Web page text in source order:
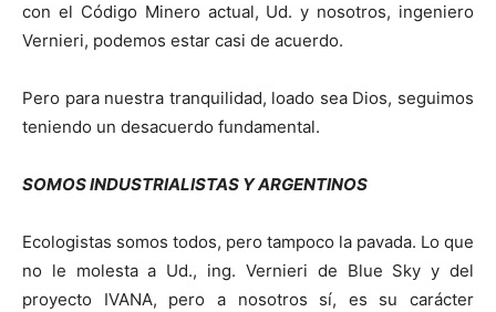
con el Código Minero actual, Ud. y nosotros, ingeniero
Vernieri, podemos estar casi de acuerdo.
Pero para nuestra tranquilidad, loado sea Dios, seguimos
teniendo un desacuerdo fundamental.
SOMOS INDUSTRIALISTAS Y ARGENTINOS
Ecologistas somos todos, pero tampoco la pavada. Lo que
no le molesta a Ud., ing. Vernieri de Blue Sky y del
proyecto IVANA, pero a nosotros sí, es su carácter